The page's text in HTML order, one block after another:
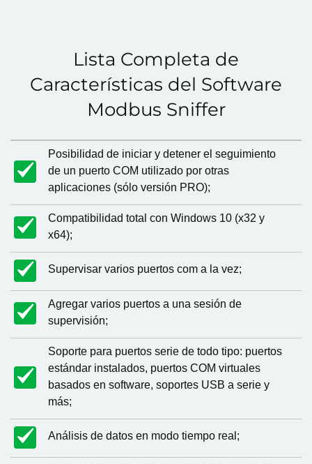
Lista Completa de
Características del Software
Modbus Sniffer
Posibilidad de iniciar y detener el seguimiento
de un puerto COM utilizado por otras
aplicaciones (sólo versión PRO);
Compatibilidad total con Windows 10 (x32 y
x64);
Supervisar varios puertos com a la vez;
Agregar varios puertos a una sesión de
supervisión;
Soporte para puertos serie de todo tipo: puertos
estándar instalados, puertos COM virtuales
basados en software, soportes USB a serie y
más;
Análisis de datos en modo tiempo real;